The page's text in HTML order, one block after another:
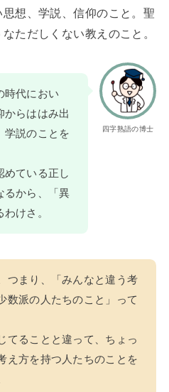
想、学説、信仰のこと。聖
ただしくない教えのこと。
四字熟語の博士
時代におい
からははみ出
学説のことを
めている正し
るから、「異
けさ。
つまり、「みんなと違う考
数派の人たちのこと」って
てることと違って、ちょっ
え方を持つ人たちのことを